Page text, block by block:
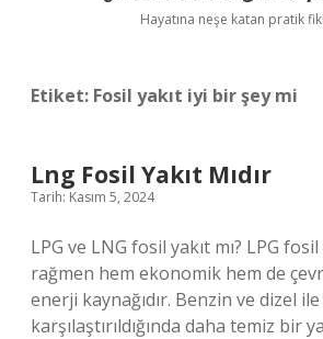
Yasal Uyarı
Hayatına neşe katan pratik
Etiket: Fosil yakıt iyi bir şey mi
Lng Fosil Yakıt Mıdır
Tarih: Kasım 5, 2024
LPG ve LNG fosil yakıt mı? LPG
rağmen hem ekonomik hem de
enerji kaynağıdır. Benzin ve dizel ile
karşılaştırıldığında daha temiz bir